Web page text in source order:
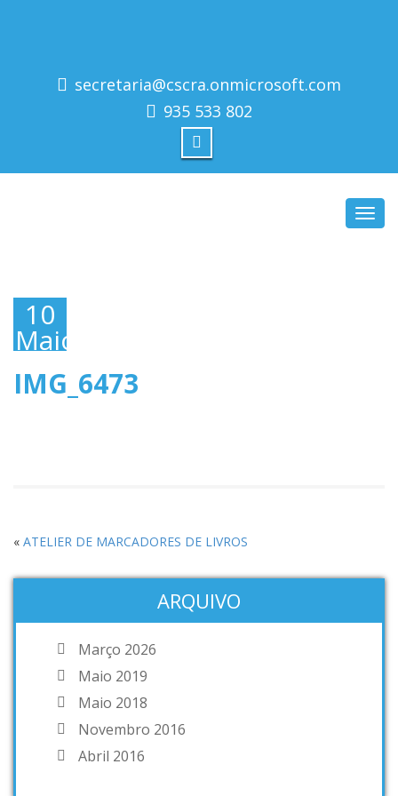
secretaria@cscra.onmicrosoft.com
935 533 802
10
Maio,
2019
IMG_6473
« ATELIER DE MARCADORES DE LIVROS
ARQUIVO
Março 2026
Maio 2019
Maio 2018
Novembro 2016
Abril 2016